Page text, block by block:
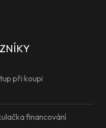
při koupi
financování